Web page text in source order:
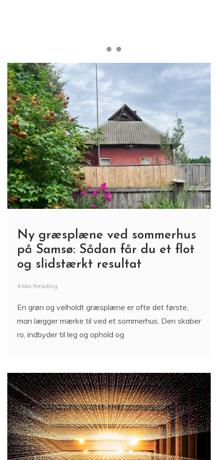
Ny græsplæne ved sommerhus
på Samsø: Sådan får du et flot
og slidstærkt resultat
4 Min Reading
En grøn og velholdt græsplæne er ofte det første,
man lægger mærke til ved et sommerhus. Den skaber
ro, indbyder til leg og ophold og